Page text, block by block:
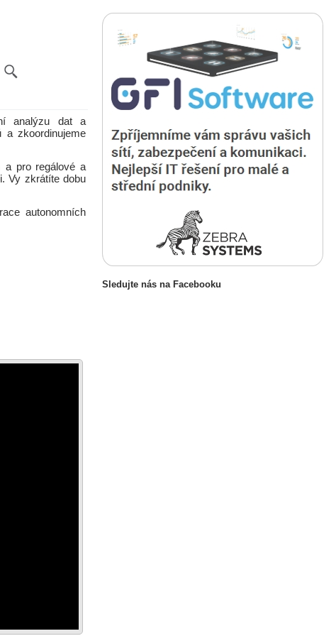
analýzu dat a
a zkoordinujeme
a pro regálové a
Vy zkrátíte dobu
autonomních
Sledujte nás na Facebooku